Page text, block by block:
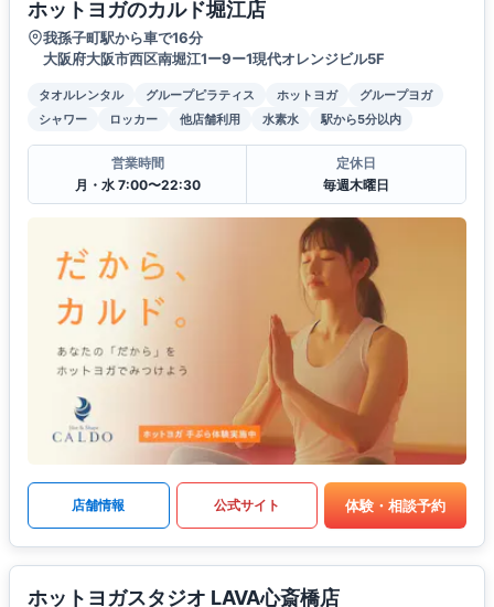
ホットヨガのカルド堀江店
我孫子町駅から車で16分
大阪府大阪市西区南堀江1ー9ー1現代オレンジビル5F
タオルレンタル グループピラティス ホットヨガ
グループヨガ
シャワー
ロッカー 他店舗利用 水素水 駅から5分以内
営業時間
月・水 7:00〜22:30
定休日
毎週木曜日
店舗情報 公式サイト 体験・相談予約
ホットヨガスタジオ LAVA心斎橋店